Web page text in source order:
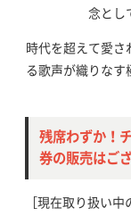
念とし
時代を超えて愛さ
る歌声が織りなす
残席わずか！
券の販売はご
［現在取り扱い中